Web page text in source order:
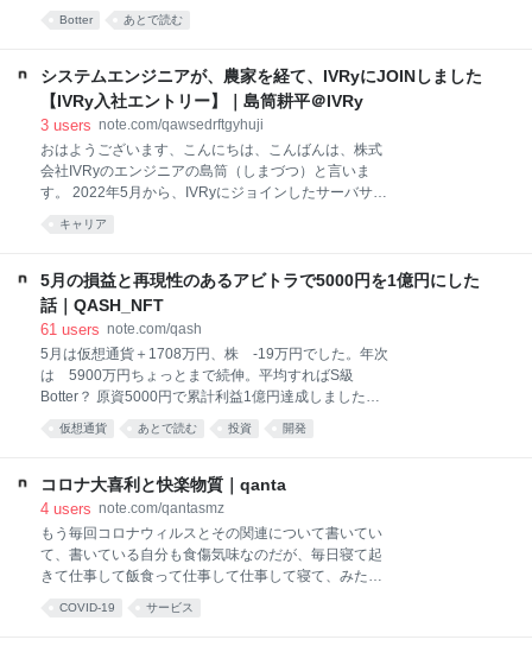
過度に利益志向にならないように、とのことなので、
結論は、「Hashhubの全記事読んで、100円くらいの
原資で色々触るのが良い」です。（https://hashhub-
通貨（草コイン）が上がる、とか、年利100万％だか
ら今すぐ買え！みたいな情報が溢れています。また、
○○という自動運用してくれる会社が最強AIを使ってト
いないような案件も多いです。 （例：最近死者もでて
しまったアービトラージ関連の案件） これらはほとん
どが詐欺に近いものです。なぜ、そういう情報ばかり
溢れているのかを考察するために、情報源について以
Botter あとで読む
システムエンジニアが、農家を経て、IVRyにJOINしました
【IVRy入社エントリー】｜島筒耕平＠IVRy
3 users note.com/qawsedrftgyhuji
おはようございます、こんにちは、こんばんは、株式
会社IVRyのエンジニアの島筒（しまづつ）と言いま
す。 2022年5月から、IVRyにジョインしたサーバサイ
からサーバサイドのエンジニアをしており、Railsを得
ニアになった2000年当時は、インターネット、モバイ
ルサービスの過渡期で、インターネット技術が凄いス
ピードで進化していました。 その過渡期の中、大小多
売され日本へ進出したあたりから、更なるスピードで
進化するインターネット業界で、今まで以上に多様な
システムに関わりたいとフリーランスとして独立しま
した。 前述にある多様なシステム関わりたいという思
キャリア
5月の損益と再現性のあるアビトラで5000円を1億円にした
話｜QASH_NFT
61 users note.com/qash
5月は仮想通貨＋1708万円、株 -19万円でした。年次
は 5900万円ちょっとまで続伸。平均すればS級
Botter？ 原資5000円で累計利益1億円達成しました。
ちゃんと集計したら1.1億稼いでいたらしく、今月どこ
かのタイミングで億を超えていました。 ここまで5年
2017/11~2018/4と、2021/6~なので実際のトレード期
間だと2年弱でしょうか。仮想通貨は夢があります
ね。 反り立つ壁のような利益-時間の図 まあ、税金
を30ミリ払う必要があるので、あと60ミリくらい稼が
ないと税抜き後に億残りません。税金はクソ！！！
した。親は破産寸前、実家は売り飛ばされていたの
仮想通貨 あとで読む 投資 開発
コロナ大喜利と快楽物質｜qanta
4 users note.com/qantasmz
もう毎回コロナウィルスとその関連について書いてい
て、書いている自分も食傷気味なのだが、毎日寝て起
きて仕事して飯食って仕事して仕事して寝て、みたい
に触れていろいろ考えちゃったりするのが今の時代な
COVID-19 サービス